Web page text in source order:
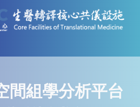
間組學分析平台